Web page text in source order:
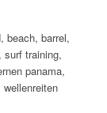
beach, barrel,
surf training,
panama,